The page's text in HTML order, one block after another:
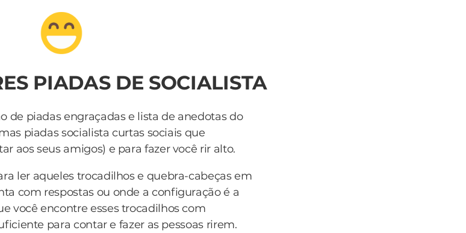
PIADAS DE SOCIALISTA
de piadas engraçadas e lista de anedotas do
piadas socialista curtas sociais que
aos seus amigos) e para fazer você rir alto.
ler aqueles trocadilhos e quebra-cabeças em
com respostas ou onde a configuração é a
você encontre esses trocadilhos com
para contar e fazer as pessoas rirem.